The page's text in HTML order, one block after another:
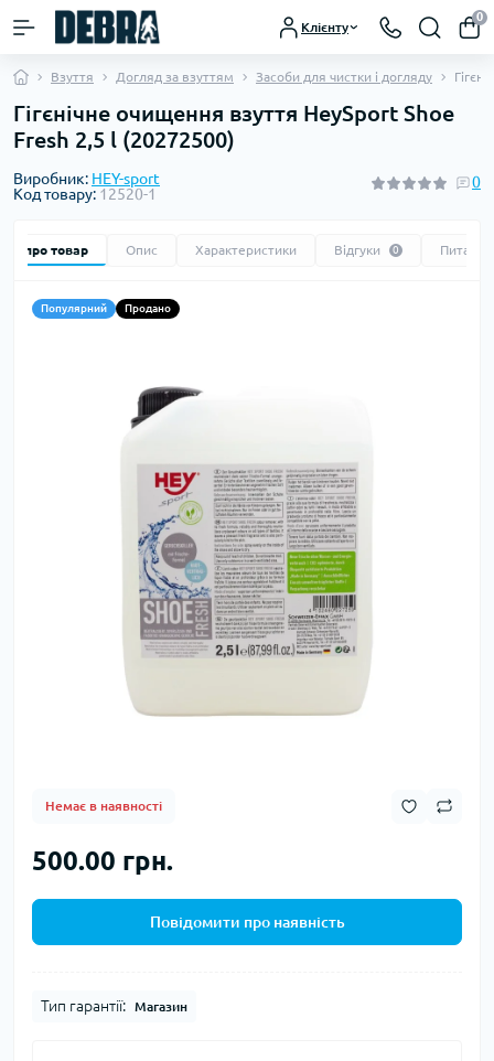
Клієнту
0
Взуття Догляд за взуттям Засоби для чистки і догляду
Гігєнічне очищення взуття HeySport Shoe
Fresh 2,5 l (20272500)
Виробник: HEY-sport
Код товару: 12520-1
0
про товар Опис Характеристики Відгуки 0 Питання
Популярний Продано
Немає в наявності
500.00 грн.
Повідомити про наявність
Тип гарантії: Магазин